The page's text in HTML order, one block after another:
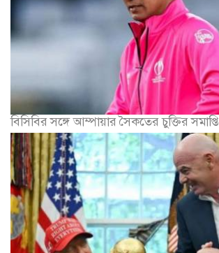
বিসিবির সঙ্গে আম্পায়ার সৈকতের চুক্তির সমাপ্তি